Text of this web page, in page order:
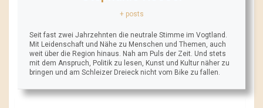
+ posts
Seit fast zwei Jahrzehnten die neutrale Stimme im Vogtland.
Mit Leidenschaft und Nähe zu Menschen und Themen, auch
weit über die Region hinaus. Nah am Puls der Zeit. Und stets
mit dem Anspruch, Politik zu lesen, Kunst und Kultur näher zu
bringen und am Schleizer Dreieck nicht vom Bike zu fallen.